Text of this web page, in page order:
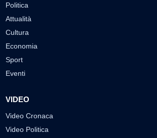
Politica
Attualità
Cultura
Economia
Sport
Eventi
VIDEO
Video Cronaca
Video Politica